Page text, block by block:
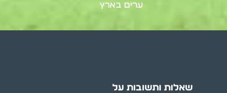
ערים בארץ
שאלות ותשובות על